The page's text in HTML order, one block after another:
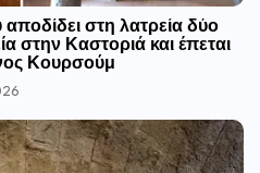
στη λατρεία δύο
στην Καστοριά και έπεται
Κουρσούμ